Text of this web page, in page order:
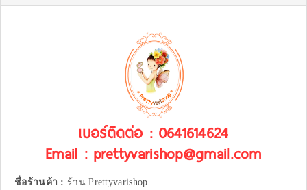
เบอร์ติดต่อ : 0641614624
Email : prettyvarishop@gmail.com
ชื่อร้านค้า : ร้าน Prettyvarishop